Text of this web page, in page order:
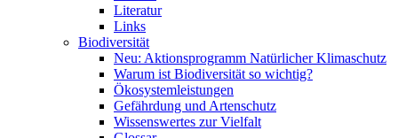
Literatur
Links
Biodiversität
Neu: Aktionsprogramm Natürlicher Klimaschutz
Warum ist Biodiversität so wichtig?
Ökosystemleistungen
Gefährdung und Artenschutz
Wissenswertes zur Vielfalt